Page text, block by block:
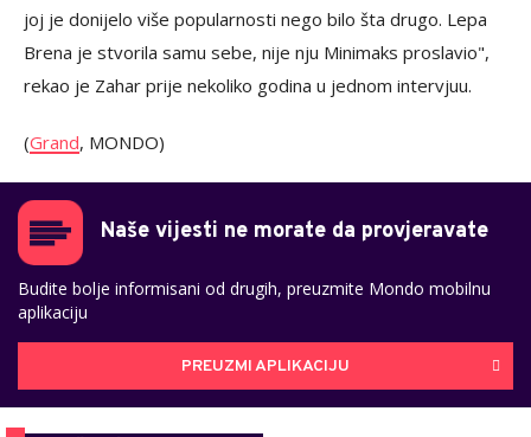
joj je donijelo više popularnosti nego bilo šta drugo. Lepa
Brena je stvorila samu sebe, nije nju Minimaks proslavio",
rekao je Zahar prije nekoliko godina u jednom intervjuu.
(Grand, MONDO)
Naše vijesti ne morate da provjeravate
Budite bolje informisani od drugih, preuzmite Mondo mobilnu
aplikaciju
PREUZMI APLIKACIJU